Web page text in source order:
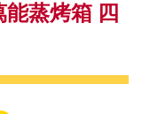
蒸烤箱 四